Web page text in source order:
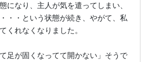
になり、主人が気を遣ってしまい、
・・という状態が続き、やがて、私
くれなくなりました。
足が固くなってて開かない」そうで